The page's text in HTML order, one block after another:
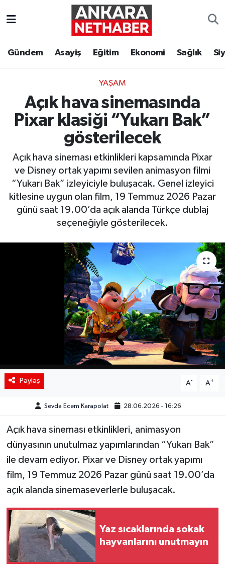
Gündem Asayiş Eğitim Ekonomi Sağlık
YAŞAM
Açık hava sinemasında
Pixar klasiği “Yukarı Bak”
gösterilecek
Açık hava sineması etkinlikleri kapsamında Pixar
ve Disney ortak yapımı sevilen animasyon filmi
“Yukarı Bak” izleyiciyle buluşacak. Genel izleyici
kitlesine uygun olan film, 19 Temmuz 2026 Pazar
günü saat 19.00’da açık alanda Türkçe dublaj
seçeneğiyle gösterilecek.
Paylaş A- A+
Sevda Ecem Karapolat 28.06.2026 - 16:26
Açık hava sineması etkinlikleri, animasyon
dünyasının unutulmaz yapımlarından “Yukarı Bak”
ile devam ediyor. Pixar ve Disney ortak yapımı
film, 19 Temmuz 2026 Pazar günü saat 19.00’da
açık alanda sinemaseverlerle buluşacak.
Yaz sıcaklarında sokak
hayvanlarını unutmayın
Ekonomi
Kim Kimdir Nereli
Resmi İlanlar
Siyaset
Teknoloji
Ankara Hava Durumu
Süper Lig Puan Durumu ve Fikstür
Tüm Manşetler
Son Dakika Haberleri
Haber Arşivi